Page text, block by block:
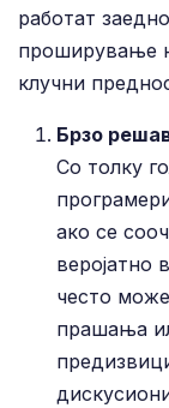
работат
проширување
клучни
Брзо
Со толку
ако се
веројатно
често
прашања